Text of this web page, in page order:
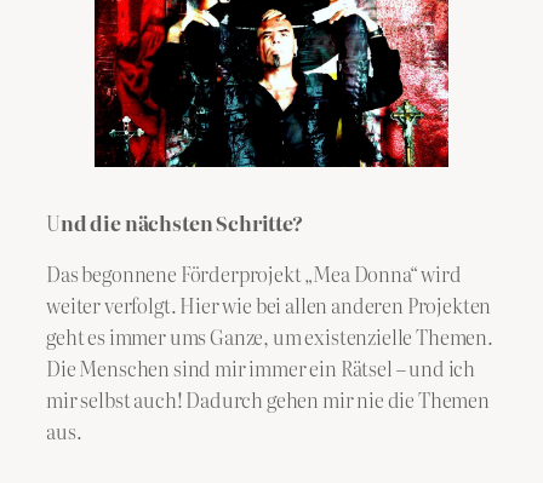
​Und die nächsten Schritte?
Das begonnene Förderprojekt „Mea Donna“ wird
weiter verfolgt. Hier wie bei allen anderen Projekten
geht es immer ums Ganze, um existenzielle Themen.
Die Menschen sind mir immer ein Rätsel – und ich
mir selbst auch! Dadurch gehen mir nie die Themen
aus.